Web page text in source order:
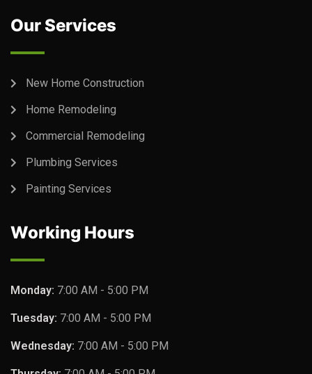
Our Services
New Home Construction
Home Remodeling
Commercial Remodeling
Plumbing Services
Painting Services
Working Hours
Monday: 7:00 AM - 5:00 PM
Tuesday: 7:00 AM - 5:00 PM
Wednesday: 7:00 AM - 5:00 PM